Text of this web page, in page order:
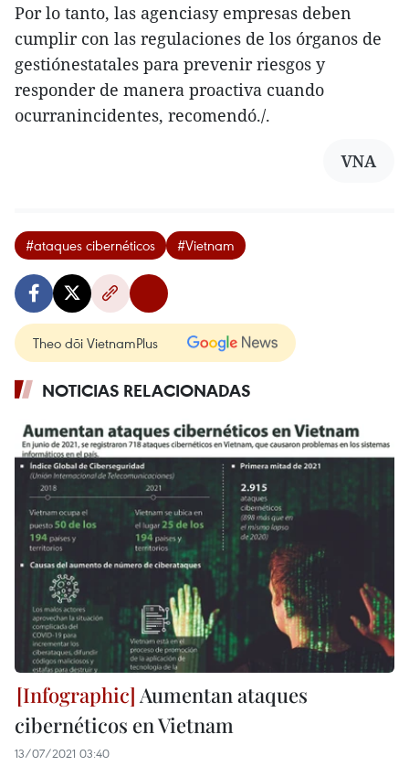
Por lo tanto, las agenciasy empresas deben
cumplir con las regulaciones de los órganos de
gestiónestatales para prevenir riesgos y
responder de manera proactiva cuando
ocurranincidentes, recomendó./.
VNA
#ataques cibernéticos #Vietnam
Theo dõi VietnamPlus
NOTICIAS RELACIONADAS
Aumentan ataques
cibernéticos en Vietnam
13/07/2021 03:40